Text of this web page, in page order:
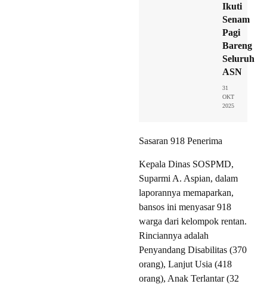
Ikuti
Senam
Pagi
Bareng
Seluruh
ASN
31
OKT
2025
Sasaran 918 Penerima
Kepala Dinas SOSPMD,
Suparmi A. Aspian, dalam
laporannya memaparkan,
bansos ini menyasar 918
warga dari kelompok rentan.
Rinciannya adalah
Penyandang Disabilitas (370
orang), Lanjut Usia (418
orang), Anak Terlantar (32